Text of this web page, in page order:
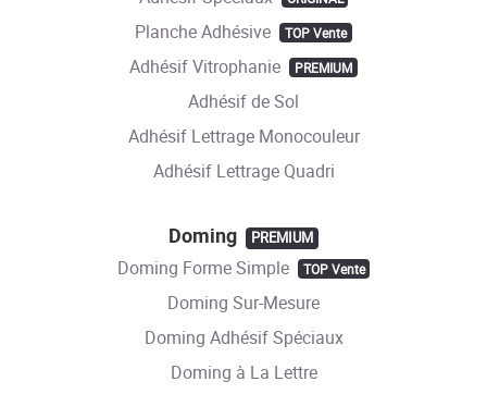
Planche Adhésive TOP Vente
Adhésif Vitrophanie PREMIUM
Adhésif de Sol
Adhésif Lettrage Monocouleur
Adhésif Lettrage Quadri
Doming PREMIUM
Doming Forme Simple TOP Vente
Doming Sur-Mesure
Doming Adhésif Spéciaux
Doming à La Lettre